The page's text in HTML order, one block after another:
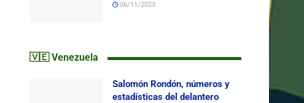
06/11/2023
🇻🇪 Venezuela
Salomón Rondón, números y
estadísticas del delantero